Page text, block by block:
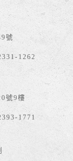
號
1262
號9樓
1771